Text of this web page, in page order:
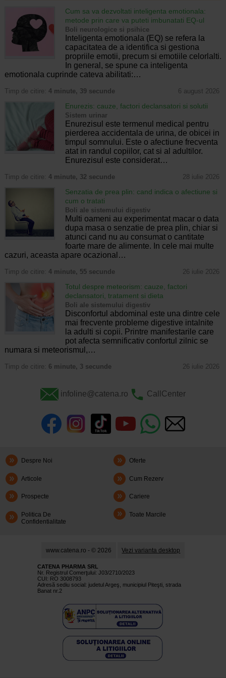
Cum sa va dezvoltati inteligenta emotionala:
metode prin care va puteti imbunatati EQ-ul
Boli neurologice si psihice
Inteligenta emotionala (EQ) se refera la
capacitatea de a identifica si gestiona
propriile emotii, precum si emotiile celorlalti.
In general, se spune ca inteligenta
emotionala cuprinde cateva abilitati:…
Timp de citire: 4 minute, 39 secunde 6 august 2026
Enurezis: cauze, factori declansatori si solutii
Sistem urinar
Enurezisul este termenul medical pentru
pierderea accidentala de urina, de obicei in
timpul somnului. Este o afectiune frecventa
atat in randul copiilor, cat si al adultilor.
Enurezisul este considerat…
Timp de citire: 4 minute, 32 secunde 28 iulie 2026
Senzatia de prea plin: cand indica o afectiune si
cum o tratati
Boli ale sistemului digestiv
Multi oameni au experimentat macar o data
dupa masa o senzatie de prea plin, chiar si
atunci cand nu au consumat o cantitate
foarte mare de alimente. In cele mai multe
cazuri, aceasta apare ocazional…
Timp de citire: 4 minute, 55 secunde 26 iulie 2026
Totul despre meteorism: cauze, factori
declansatori, tratament si dieta
Boli ale sistemului digestiv
Disconfortul abdominal este una dintre cele
mai frecvente probleme digestive intalnite
la adulti si copii. Printre manifestarile care
pot afecta semnificativ confortul zilnic se
numara si meteorismul,…
Timp de citire: 6 minute, 3 secunde 26 iulie 2026
infoline@catena.ro CallCenter
Despre Noi Oferte
Articole Cum Rezerv
Prospecte Cariere
Politica De
Confidentialitate
Toate Marcile
www.catena.ro - © 2026 Vezi varianta desktop
CATENA PHARMA SRL
Nr. Registrul Comerţului: J03/2710/2023
CUI: RO 3008793
Adresă sediu social: judetul Argeş, municipiul Piteşti, strada
Banat nr.2